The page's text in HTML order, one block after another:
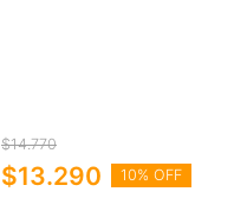
$14.770
$13.290 10% OFF